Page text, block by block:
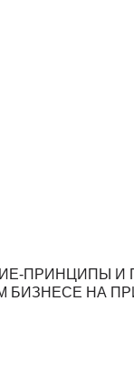
ПРИНЦИПЫ И
НА